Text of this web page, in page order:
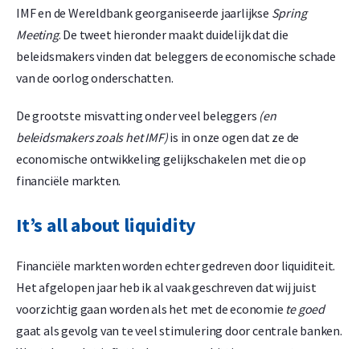
IMF en de Wereldbank georganiseerde jaarlijkse Spring
Meeting. De tweet hieronder maakt duidelijk dat die
beleidsmakers vinden dat beleggers de economische schade
van de oorlog onderschatten.
De grootste misvatting onder veel beleggers (en
beleidsmakers zoals het IMF)is in onze ogen dat ze de
economische ontwikkeling gelijkschakelen met die op
financiële markten.
It’s all about liquidity
Financiële markten worden echter gedreven door liquiditeit.
Het afgelopen jaar heb ik al vaak geschreven dat wij juist
voorzichtig gaan worden als het met de economie te goed
gaat als gevolg van te veel stimulering door centrale banken.